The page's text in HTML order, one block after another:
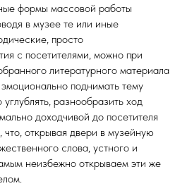
формы массовой работы
в музее те или иные
просто
с посетителями, можно при
литературного материала
поднимать тему
разнообразить ход
доходчивой до посетителя
открывая двери в музейную
слова, устного и
неизбежно открываем эти же